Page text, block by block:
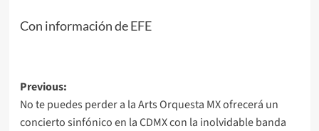
Con información de EFE
Post
navigation
Previous:
No te puedes perder a la Arts Orquesta MX ofrecerá un
concierto sinfónico en la CDMX con la inolvidable banda